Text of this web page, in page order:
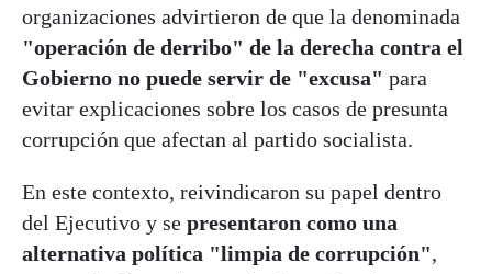
organizaciones advirtieron de que la denominada
"operación de derribo" de la derecha contra el
Gobierno no puede servir de "excusa" para
evitar explicaciones sobre los casos de presunta
corrupción que afectan al partido socialista.
En este contexto, reivindicaron su papel dentro
del Ejecutivo y se presentaron como una
alternativa política "limpia de corrupción",